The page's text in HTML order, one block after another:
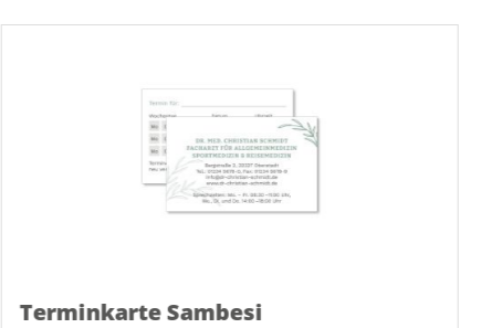
Terminkarte Sambesi